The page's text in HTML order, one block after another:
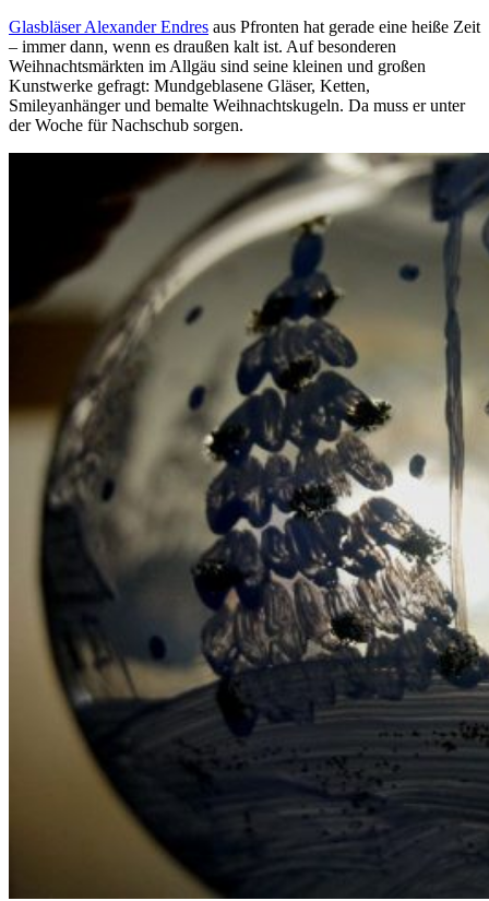
Glasbläser Alexander Endres aus Pfronten hat gerade eine heiße Zeit
– immer dann, wenn es draußen kalt ist. Auf besonderen
Weihnachtsmärkten im Allgäu sind seine kleinen und großen
Kunstwerke gefragt: Mundgeblasene Gläser, Ketten,
Smileyanhänger und bemalte Weihnachtskugeln. Da muss er unter
der Woche für Nachschub sorgen.